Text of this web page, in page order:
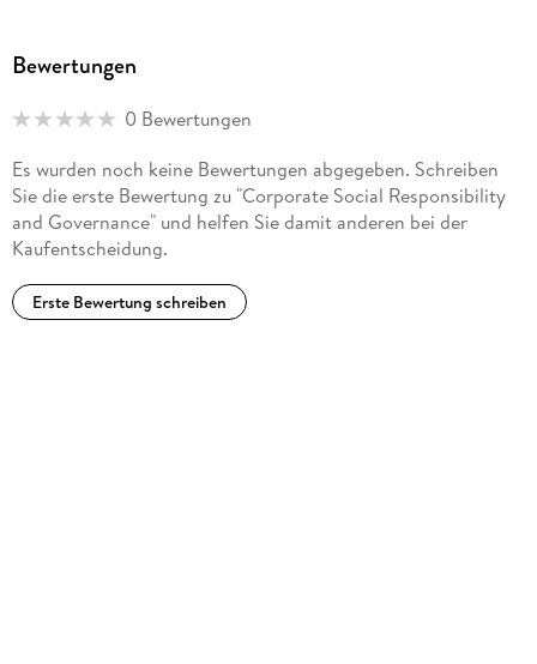
Bewertungen
0 Bewertungen
Es wurden noch keine Bewertungen abgegeben. Schreiben
Sie die erste Bewertung zu "Corporate Social Responsibility
and Governance" und helfen Sie damit anderen bei der
Kaufentscheidung.
Erste Bewertung schreiben